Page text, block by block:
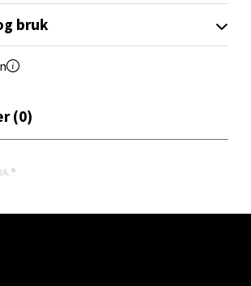
bruk
(0)
og Sandnes - Thon